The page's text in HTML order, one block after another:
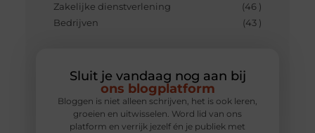
Zakelijke dienstverlening
(46 )
Bedrijven
(43 )
Sluit je vandaag nog aan bij
ons blogplatform
Bloggen is niet alleen schrijven, het is ook leren,
groeien en uitwisselen. Word lid van ons
platform en verrijk jezelf én je publiek met